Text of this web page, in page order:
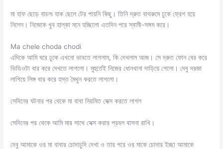
মা হাফ ছেড়ে বাচল৷ যাক ছেলে টের পায়নি কিছু। তিনি দ্রুত বাথরুমে ঢুকে ফ্রেশ হয়ে
নিলেন। নিজেকে খুব হাল্কা মনে হচ্ছিলো এতদিন পরে স্বামী-সঙ্গম করে।
Ma chele choda chodi
এদিকে আমি ঘরে ঢুকে এখনো ভাবতে লাগলাম, কি দেখলাম আজ। সে দ্রুত ফোন বের করে
ভিডিওটা বার করে দেখতে লাগলো। মুহুর্তেই নিজের ধোনখানা দাড়িয়ে গেলো। দেবু দরজা
লাগিয়ে লিঙ্গ বার করে হস্ত মৈথুন করতে লাগলো।
সেদিনের ঘটনার পর থেকে মা বাবা নিয়মিত সেক্স করতে লাগল
সেদিনের পর থেকে আমি মার সাথে সেক্স করার প্রবল বাসনা রাখি।
দেবু আমাকে ওর মা বাবার চোদাচুদি দেখা ও তার পরে ওর মাকে চোদার ইচ্ছা আমাকে